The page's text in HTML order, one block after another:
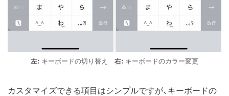
左: キーボードの切り替え 右: キーボードのカラー変更
カスタマイズできる項目はシンプルですが、キーボードの